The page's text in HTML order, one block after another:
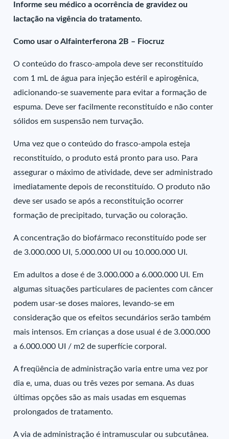
Informe seu médico a ocorrência de gravidez ou
lactação na vigência do tratamento.
Como usar o Alfainterferona 2B – Fiocruz
O conteúdo do frasco-ampola deve ser reconstituído
com 1 mL de água para injeção estéril e apirogênica,
adicionando-se suavemente para evitar a formação de
espuma. Deve ser facilmente reconstituído e não conter
sólidos em suspensão nem turvação.
Uma vez que o conteúdo do frasco-ampola esteja
reconstituído, o produto está pronto para uso. Para
assegurar o máximo de atividade, deve ser administrado
imediatamente depois de reconstituído. O produto não
deve ser usado se após a reconstituição ocorrer
formação de precipitado, turvação ou coloração.
A concentração do biofármaco reconstituído pode ser
de 3.000.000 UI, 5.000.000 UI ou 10.000.000 UI.
Em adultos a dose é de 3.000.000 a 6.000.000 UI. Em
algumas situações particulares de pacientes com câncer
podem usar-se doses maiores, levando-se em
consideração que os efeitos secundários serão também
mais intensos. Em crianças a dose usual é de 3.000.000
a 6.000.000 UI / m2 de superfície corporal.
A freqüência de administração varia entre uma vez por
dia e, uma, duas ou três vezes por semana. As duas
últimas opções são as mais usadas em esquemas
prolongados de tratamento.
A via de administração é intramuscular ou subcutânea.